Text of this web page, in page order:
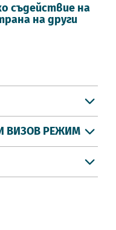
съдействие на
на други
ВИЗОВ РЕЖИМ